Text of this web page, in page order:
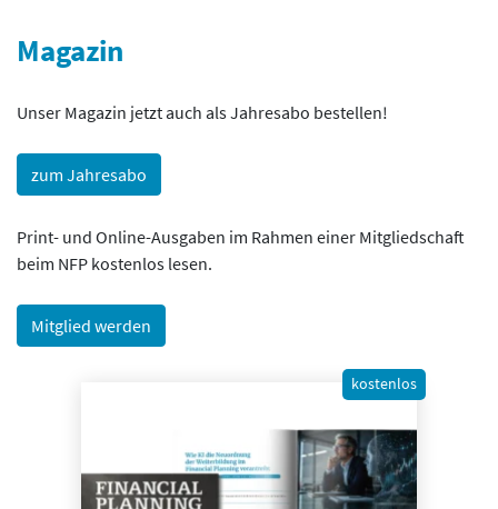
Magazin
Unser Magazin jetzt auch als Jahresabo bestellen!
zum Jahresabo
Print- und Online-Ausgaben im Rahmen einer Mitgliedschaft
beim NFP kostenlos lesen.
Mitglied werden
kostenlos